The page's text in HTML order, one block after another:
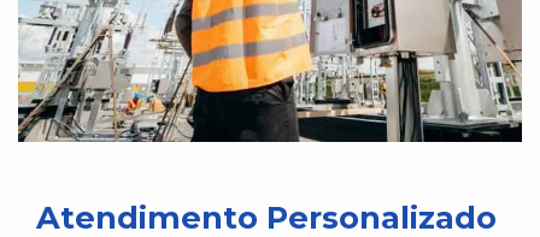
Atendimento Personalizado